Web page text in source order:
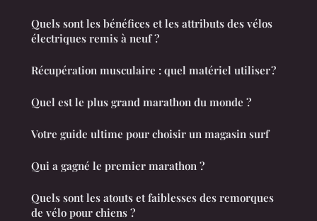
Quels sont les bénéfices et les attributs des vélos
électriques remis à neuf ?
Récupération musculaire : quel matériel utiliser ?
Quel est le plus grand marathon du monde ?
Votre guide ultime pour choisir un magasin surf
Qui a gagné le premier marathon ?
Quels sont les atouts et faiblesses des remorques
de vélo pour chiens ?